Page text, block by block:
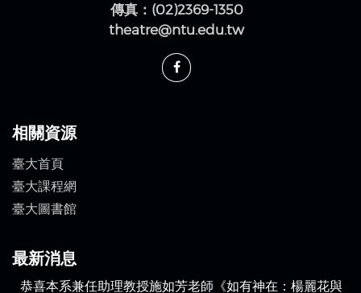
傳真：(02)2369-1350
theatre@ntu.edu.tw
相關資源
臺大首頁
臺大課程網
臺大圖書館
最新消息
恭喜本系兼任助理教授施如芳老師《如有神在：楊麗花與